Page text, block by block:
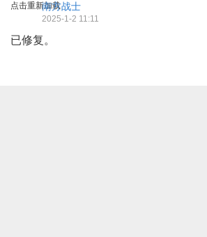
点击重新加载南方战士
2025-1-2 11:11
已修复。